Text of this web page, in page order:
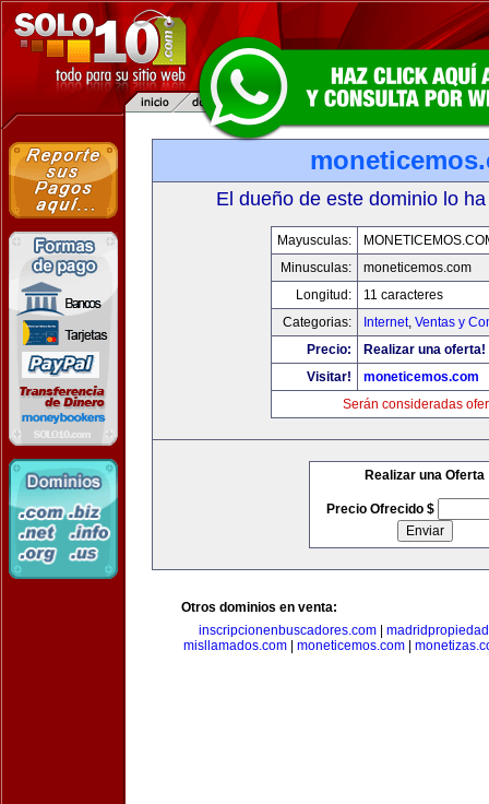
El dueño de este dominio lo
Mayusculas:
Minusculas:
moneticemos.com
Longitud:
11 caracteres
Categorias:
Internet, Ventas y
Precio:
Realizar una oferta!
Visitar!
moneticemos.com
Serán consideradas
Realizar una Oferta
Precio Ofrecido $
Otros dominios en venta:
inscripcionenbuscadores.com|
misllamados.com| moneticemos.com|